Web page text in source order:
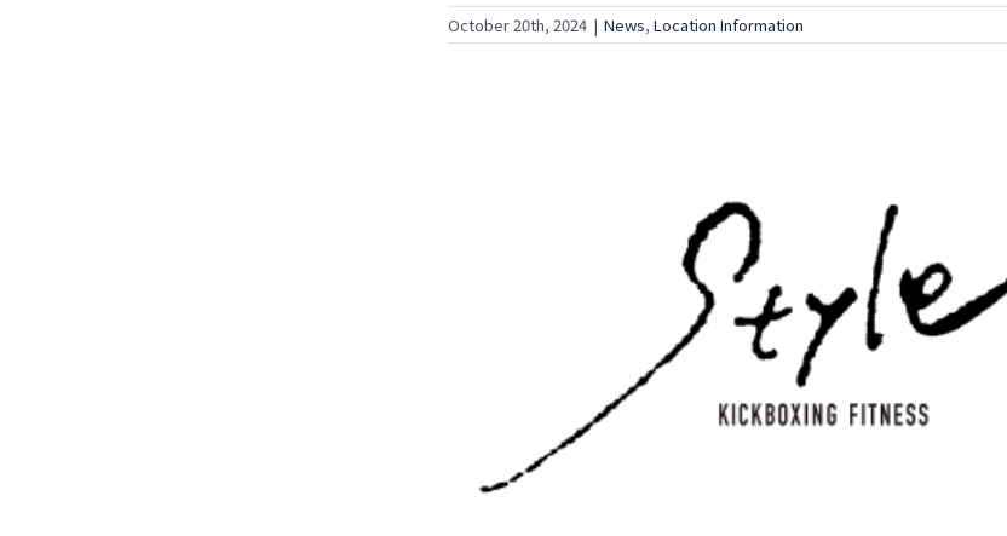
October 20th, 2024 | News, Location Information
導入情報（kick box style様）